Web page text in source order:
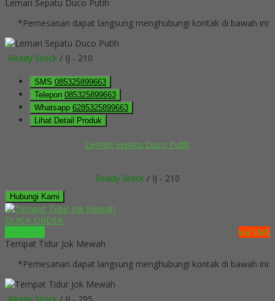
Lemari Sepatu Duco Putih
*Pemesanan dapat langsung menghubungi kontak di bawah ini:
Ready Stock / IJ - 210
SMS 085325899663
Telepon 085325899663
Whatsapp 6285325899663
Lihat Detail Produk
Lemari Sepatu Duco Putih
Ready Stock / IJ - 210
Hubungi Kami
QUICK ORDER
via SMS
Tempat Tidur Jok Mewah
*Pemesanan dapat langsung menghubungi kontak di bawah ini:
Ready Stock / IJ - 295